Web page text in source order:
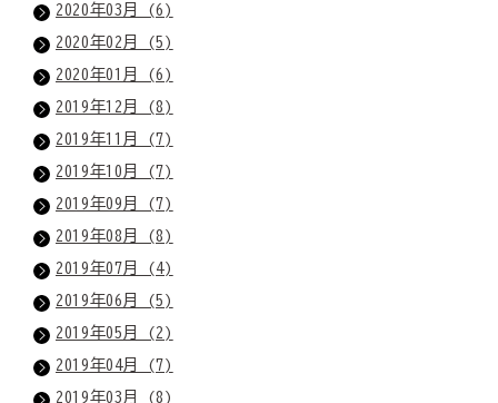
2020年03月 (6)
2020年02月 (5)
2020年01月 (6)
2019年12月 (8)
2019年11月 (7)
2019年10月 (7)
2019年09月 (7)
2019年08月 (8)
2019年07月 (4)
2019年06月 (5)
2019年05月 (2)
2019年04月 (7)
2019年03月 (8)